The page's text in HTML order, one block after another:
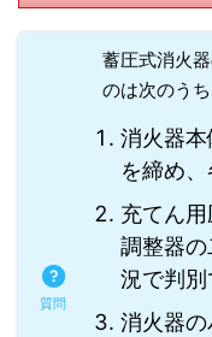
蓄圧式消火
のは次のうち
消火器
を締め
充てん
調整器
況で判別
消火器